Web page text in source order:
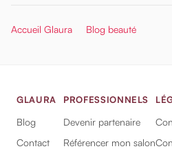
Accueil Glaura Blog beauté
GLAURA
Blog
Contact
PROFESSIONNELS
Devenir partenaire
Référencer mon salon